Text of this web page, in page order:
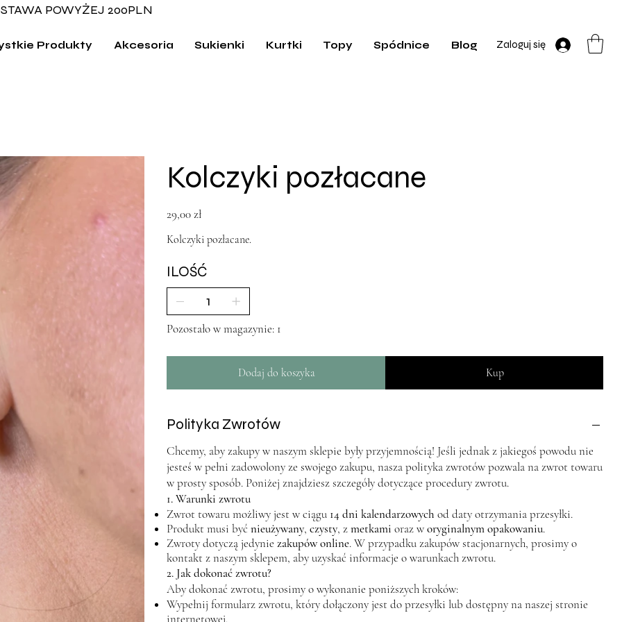
POWYŻEJ 200PLN
Zaloguj się
Produkty Akcesoria Sukienki Kurtki Topy Spódnice Blog
Kolczyki pozłacane
29,00 zł
Kolczyki pozłacane.
ILOŚĆ
Pozostało w magazynie: 1
Dodaj do koszyka Kup
Polityka Zwrotów
Chcemy, aby zakupy w naszym sklepie były przyjemnością! Jeśli jednak z jakiegoś powodu nie
jesteś w pełni zadowolony ze swojego zakupu, nasza polityka zwrotów pozwala na zwrot towaru
w prosty sposób. Poniżej znajdziesz szczegóły dotyczące procedury zwrotu.
1. Warunki zwrotu
Zwrot towaru możliwy jest w ciągu 14 dni kalendarzowych od daty otrzymania przesyłki.
Produkt musi być nieużywany, czysty, zmetkami oraz woryginalnym opakowaniu.
Zwroty dotyczą jedynie zakupów online. W przypadku zakupów stacjonarnych, prosimy o
kontakt z naszym sklepem, aby uzyskać informacje o warunkach zwrotu.
2. Jak dokonać zwrotu?
Aby dokonać zwrotu, prosimy o wykonanie poniższych kroków:
Wypełnij formularz zwrotu, który dołączony jest do przesyłki lub dostępny na naszej stronie
internetowej.